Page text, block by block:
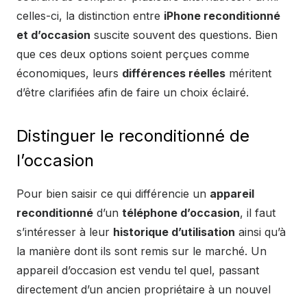
celles-ci, la distinction entre iPhone reconditionné
et d’occasion suscite souvent des questions. Bien
que ces deux options soient perçues comme
économiques, leurs différences réelles méritent
d’être clarifiées afin de faire un choix éclairé.
Distinguer le reconditionné de
l’occasion
Pour bien saisir ce qui différencie un appareil
reconditionné d’un téléphone d’occasion, il faut
s’intéresser à leur historique d’utilisation ainsi qu’à
la manière dont ils sont remis sur le marché. Un
appareil d’occasion est vendu tel quel, passant
directement d’un ancien propriétaire à un nouvel